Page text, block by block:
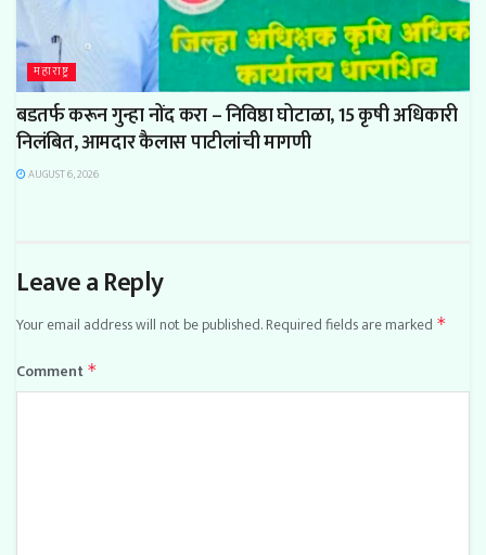
महाराष्ट्र
बडतर्फ करून गुन्हा नोंद करा – निविष्ठा घोटाळा, 15 कृषी अधिकारी
निलंबित, आमदार कैलास पाटीलांची मागणी
AUGUST 6, 2026
Leave a Reply
Your email address will not be published.Required fields are marked *
Comment *